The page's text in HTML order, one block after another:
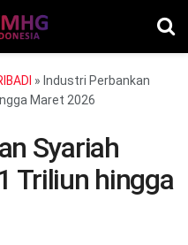
» Industri Perbankan
Maret 2026
Syariah
Triliun hingga